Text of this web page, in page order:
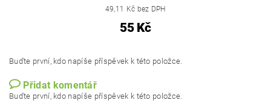
49,11 Kč bez DPH
55 Kč
Buďte první, kdo napíše příspěvek k této položce.
Přidat komentář
Buďte první, kdo napíše příspěvek k této položce.